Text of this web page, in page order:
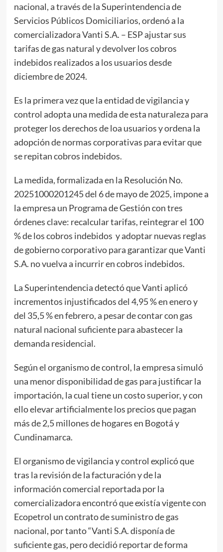
nacional, a través de la Superintendencia de
Servicios Públicos Domiciliarios, ordenó a la
comercializadora Vanti S.A. – ESP ajustar sus
tarifas de gas natural y devolver los cobros
indebidos realizados a los usuarios desde
diciembre de 2024.
Es la primera vez que la entidad de vigilancia y
control adopta una medida de esta naturaleza para
proteger los derechos de loa usuarios y ordena la
adopción de normas corporativas para evitar que
se repitan cobros indebidos.
La medida, formalizada en la Resolución No.
20251000201245 del 6 de mayo de 2025, impone a
la empresa un Programa de Gestión con tres
órdenes clave: recalcular tarifas, reintegrar el 100
% de los cobros indebidos y adoptar nuevas reglas
de gobierno corporativo para garantizar que Vanti
S.A. no vuelva a incurrir en cobros indebidos.
La Superintendencia detectó que Vanti aplicó
incrementos injustificados del 4,95 % en enero y
del 35,5 % en febrero, a pesar de contar con gas
natural nacional suficiente para abastecer la
demanda residencial.
Según el organismo de control, la empresa simuló
una menor disponibilidad de gas para justificar la
importación, la cual tiene un costo superior, y con
ello elevar artificialmente los precios que pagan
más de 2,5 millones de hogares en Bogotá y
Cundinamarca.
El organismo de vigilancia y control explicó que
tras la revisión de la facturación y de la
información comercial reportada por la
comercializadora encontró que existía vigente con
Ecopetrol un contrato de suministro de gas
nacional, por tanto “Vanti S.A. disponía de
suficiente gas, pero decidió reportar de forma